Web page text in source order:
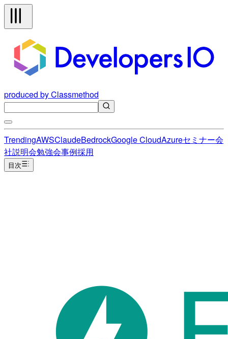
produced by Classmethod
TrendingAWSClaudeBedrockGoogle CloudAzureセミナー会
社説明会勉強会事例採用
目次